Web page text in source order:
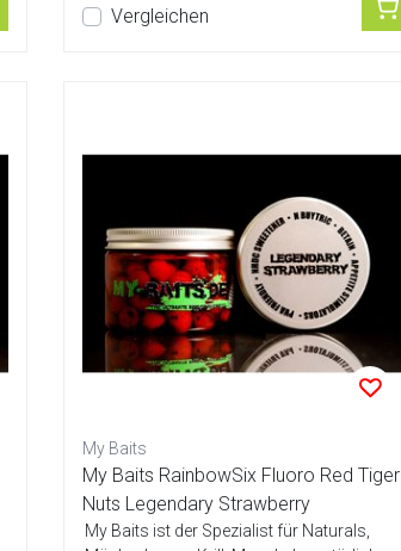
Vergleichen
My Baits
My Baits RainbowSix Fluoro Red Tiger
Nuts Legendary Strawberry
My Baits ist der Spezialist für Naturals,